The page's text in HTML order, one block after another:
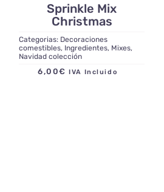
Sprinkle Mix
Christmas
Categorias: Decoraciones
comestibles, Ingredientes, Mixes,
Navidad colección
6,00€ IVA Incluido